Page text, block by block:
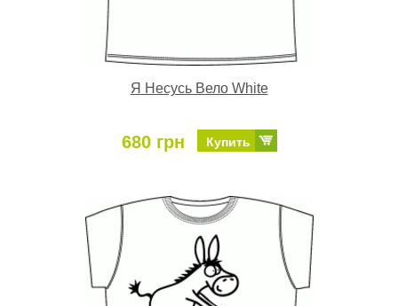
Я Несусь Вело White
680 грн Купить